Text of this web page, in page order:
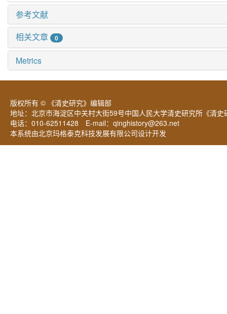
参考文献
相关文章
0
Metrics
版权所有 © 《清史研究》编辑部
地址：北京市海淀区中关村大街59号中国人民大学清史研究所《
电话：010-62511428 E-mail： qinghistory@263.net
本系统由北京玛格泰克科技发展有限公司设计开发